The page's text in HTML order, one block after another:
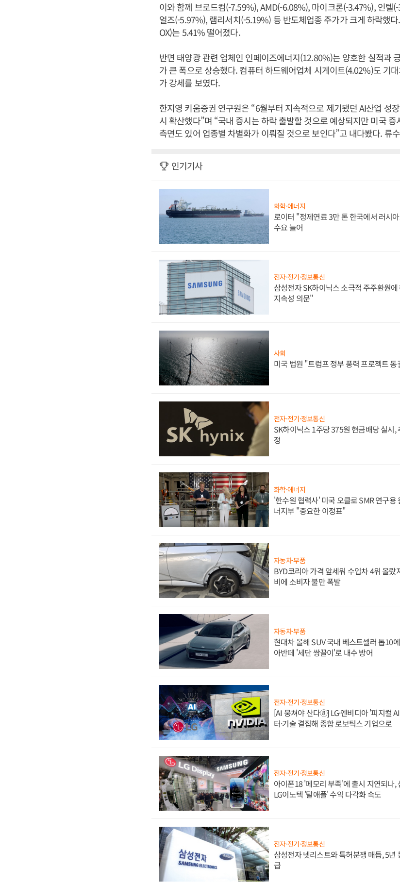
이와 함께 브로드컴(-7.59%), AMD(-6.08%), 마이크론(-3.47%), 인텔
얼즈(-5.97%), 램리서치(-5.19%) 등 반도체업종 주가가 크게 하락했
OX)는 5.41% 떨어졌다.
반면 태양광 관련 업체인 인페이즈에너지(12.80%)는 양호한 실적과
가 큰 폭으로 상승했다. 컴퓨터 하드웨어업체 시게이트(4.02%)도 기
가 강세를 보였다.
한지영 키움증권 연구원은 “6월부터 지속적으로 제기됐던 AI산업 성
시 확산했다”며 “국내 증시는 하락 출발할 것으로 예상되지만 미국
측면도 있어 업종별 차별화가 이뤄질 것으로 보인다”고 내다봤다. 류
인기기사
화학·에너지
로이터 "정제연료 3만 톤 한국에서 러시
수요 늘어
전자·전기·정보통신
삼성전자 SK하이닉스 소극적 주주환원
지속성 의문"
사회
미국 법원 "트럼프 정부 풍력 프로젝트
전자·전기·정보통신
SK하이닉스 1주당 375원 현금배당 실시,
정
화학·에너지
'한수원 협력사' 미국 오클로 SMR 연구용
너지부 "중요한 이정표"
자동차·부품
BYD코리아 가격 앞세워 수입차 4위 올랐
비에 소비자 불만 폭발
자동차·부품
현대차 올해 SUV 국내 베스트셀러 톱10
아반떼 '세단 쌍끌이'로 내수 방어
전자·전기·정보통신
[AI 뭉쳐야 산다⑧] LG·엔비디아 '피지컬
터·기술 결집해 종합 로보틱스 기업으로
전자·전기·정보통신
아이폰18 '메모리 부족'에 출시 지연되나,
LG이노텍 '탈애플' 수익 다각화 속도
전자·전기·정보통신
삼성전자 넷리스트와 특허분쟁 매듭, 5년
급